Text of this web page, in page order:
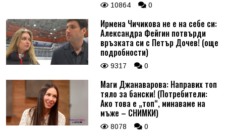
10864 0
Ирмена Чичикова не е на себе си:
Александра Фейгин потвърди
връзката си с Петър Дочев! (още
подробности)
9317 0
Маги Джанаварова: Направих топ
тяло за бански! (Потребители:
Ако това е „топ“, минаваме на
мъже – СНИМКИ)
8078 0